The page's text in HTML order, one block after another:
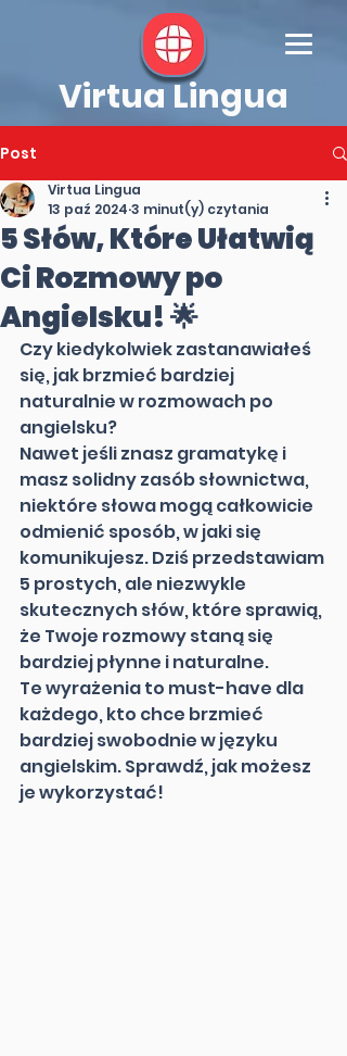
Virtua Lingua
Post
5 Słów, Które Ułatwią
Ci Rozmowy po
Angielsku! 🌟
Virtua Lingua
13 paź 2024 3 minut(y) czytania
Czy kiedykolwiek zastanawiałeś
się, jak brzmieć bardziej
naturalnie w rozmowach po
angielsku?
Nawet jeśli znasz gramatykę i
masz solidny zasób słownictwa,
niektóre słowa mogą całkowicie
odmienić sposób, w jaki się
komunikujesz. Dziś przedstawiam
5 prostych, ale niezwykle
skutecznych słów, które sprawią,
że Twoje rozmowy staną się
bardziej płynne i naturalne.
Te wyrażenia to must-have dla
każdego, kto chce brzmieć
bardziej swobodnie w języku
angielskim. Sprawdź, jak możesz
je wykorzystać!